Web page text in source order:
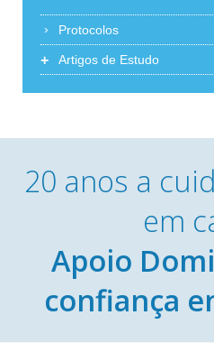
Protocolos
+ Artigos de Estudo
20 anos a
em
Apoio
confiança